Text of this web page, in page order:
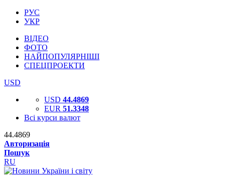
РУС
УКР
ВІДЕО
ФОТО
НАЙПОПУЛЯРНІШІ
СПЕЦПРОЕКТИ
USD
USD 44.4869
EUR 51.3348
Всі курси валют
44.4869
Авторизація
Пошук
RU